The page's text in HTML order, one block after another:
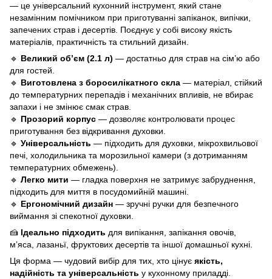
— це універсальний кухонний інструмент, який стане
незамінним помічником при приготуванні запіканок, випічки,
запечених страв і десертів. Поєднує у собі високу якість
матеріалів, практичність та стильний дизайн.
🔹 Великий обʼєм (2.1 л) — достатньо для страв на сім’ю або
для гостей.
🔹 Виготовлена з боросилікатного скла — матеріал, стійкий
до температурних перепадів і механічних впливів, не вбирає
запахи і не змінює смак страв.
🔹 Прозорий корпус — дозволяє контролювати процес
приготування без відкривання духовки.
🔹 Універсальність — підходить для духовки, мікрохвильової
печі, холодильника та морозильної камери (з дотриманням
температурних обмежень).
🔹 Легко мити — гладка поверхня не затримує забруднення,
підходить для миття в посудомийній машині.
🔹 Ергономічний дизайн — зручні ручки для безпечного
виймання зі спекотної духовки.
🍰 Ідеально підходить для випікання, запікання овочів,
мʼяса, лазаньї, фруктових десертів та іншої домашньої кухні.
Ця форма — чудовий вибір для тих, хто цінує якість,
надійність та універсальність у кухонному приладді.